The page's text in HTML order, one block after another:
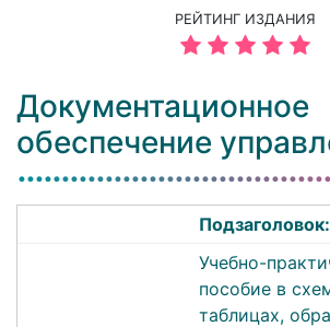
РЕЙТИНГ ИЗДАНИЯ
Документационное
обеспечение
Подзаголовок:
Учебно-
пособие в
таблицах,